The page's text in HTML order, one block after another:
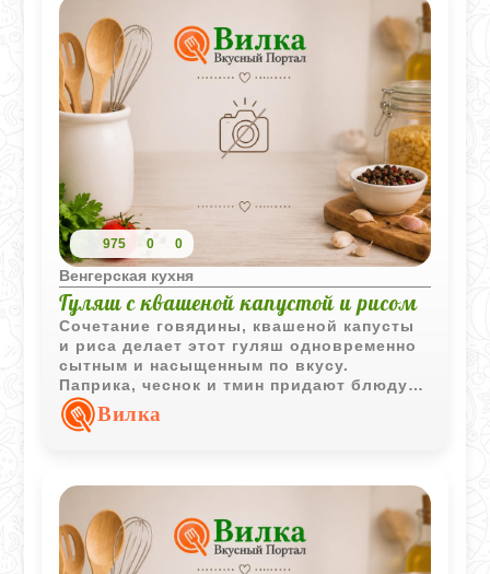
975 0 0
Венгерская кухня
Гуляш с квашеной капустой и рисом
Сочетание говядины, квашеной капусты
и риса делает этот гуляш одновременно
сытным и насыщенным по вкусу.
Паприка, чеснок и тмин придают блюду
характерный венгерский оттенок и
выразительный аромат.
Вилка